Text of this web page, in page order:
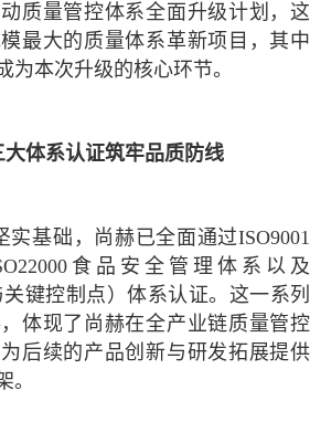
质量管控体系全面升级计划，这
最大的质量体系革新项目，其中
为本次升级的核心环节。
大体系认证筑牢品质防线
实基础，尚赫已全面通过ISO9001
食品安全管理体系以及
键控制点）体系认证。这一系列
体现了尚赫在全产业链质量管控
后续的产品创新与研发拓展提供
。